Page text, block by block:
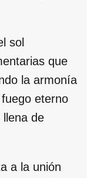
sol
que
la armonía
eterno
llena de
a la unión